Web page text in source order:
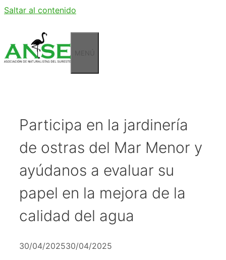
Saltar al contenido
Participa en la jardinería
de ostras del Mar Menor y
ayúdanos a evaluar su
papel en la mejora de la
calidad del agua
30/04/202530/04/2025